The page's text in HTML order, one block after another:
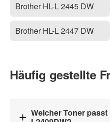
Brother HL-L 2445 DW
Brother HL-L 2447 DW
Häufig gestellte
Welcher Toner